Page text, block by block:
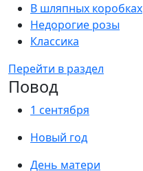
В шляпных коробках
Недорогие розы
Классика
Перейти в раздел
Повод
1 сентября
Новый год
День матери